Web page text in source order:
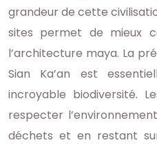
grandeur de cette
sites permet de mieux
l’architecture maya. La
Sian Ka’an est
incroyable biodiversité.
respecter
déchets et en restant